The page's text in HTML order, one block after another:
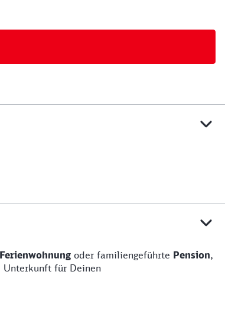
oder familiengeführte Pension,
Unterkunft für Deinen